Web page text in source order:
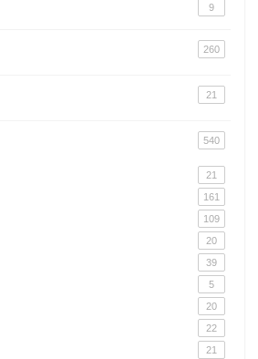
9
260
21
540
21
161
109
20
39
5
20
22
21